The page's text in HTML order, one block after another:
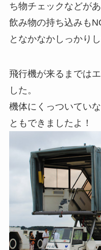
ち物チェックなどがあ
飲み物の持ち込みも
となかなかしっかり
飛行機が来るまでは
した。
機体にくっついてい
ともできましたよ！